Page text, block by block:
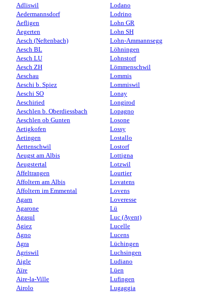
Adliswil
Aedermannsdorf
Aefligen
Aegerten
Aesch (Neftenbach)
Aesch BL
Aesch LU
Aesch ZH
Aeschau
Aeschi b. Spiez
Aeschi SO
Aeschiried
Aeschlen b. Oberdiessbach
Aeschlen ob Gunten
Aetigkofen
Aetingen
Aettenschwil
Aeugst am Albis
Aeugstertal
Affeltrangen
Affoltern am Albis
Affoltern im Emmental
Agarn
Agarone
Agasul
Agiez
Agno
Agra
Agriswil
Aigle
Aïre
Aire-la-Ville
Airolo
Lodano
Lodrino
Lohn GR
Lohn SH
Lohn-Ammannsegg
Löhningen
Lohnstorf
Lömmenschwil
Lommis
Lommiswil
Lonay
Longirod
Lopagno
Losone
Lossy
Lostallo
Lostorf
Lottigna
Lotzwil
Lourtier
Lovatens
Lovens
Loveresse
Lü
Luc (Ayent)
Lucelle
Lucens
Lüchingen
Luchsingen
Ludiano
Lüen
Lufingen
Lugaggia